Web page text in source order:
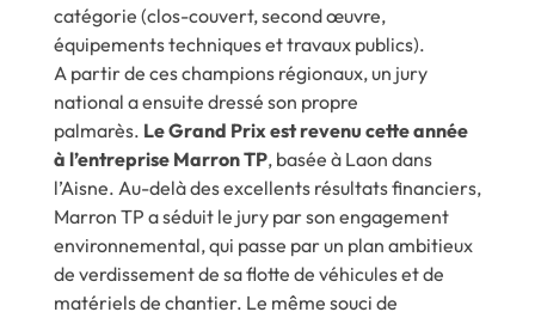
catégorie (clos-couvert, second œuvre,
équipements techniques et travaux publics).
A partir de ces champions régionaux, un jury
national a ensuite dressé son propre
palmarès. Le Grand Prix est revenu cette année
à l’entreprise Marron TP, basée à Laon dans
l’Aisne. Au-delà des excellents résultats financiers,
Marron TP a séduit le jury par son engagement
environnemental, qui passe par un plan ambitieux
de verdissement de sa flotte de véhicules et de
matériels de chantier. Le même souci de